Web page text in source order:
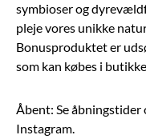
symbioser og
pleje vores unikke
Bonusproduktet er
som kan købes i
Åbent: Se åbningstider
Instagram.